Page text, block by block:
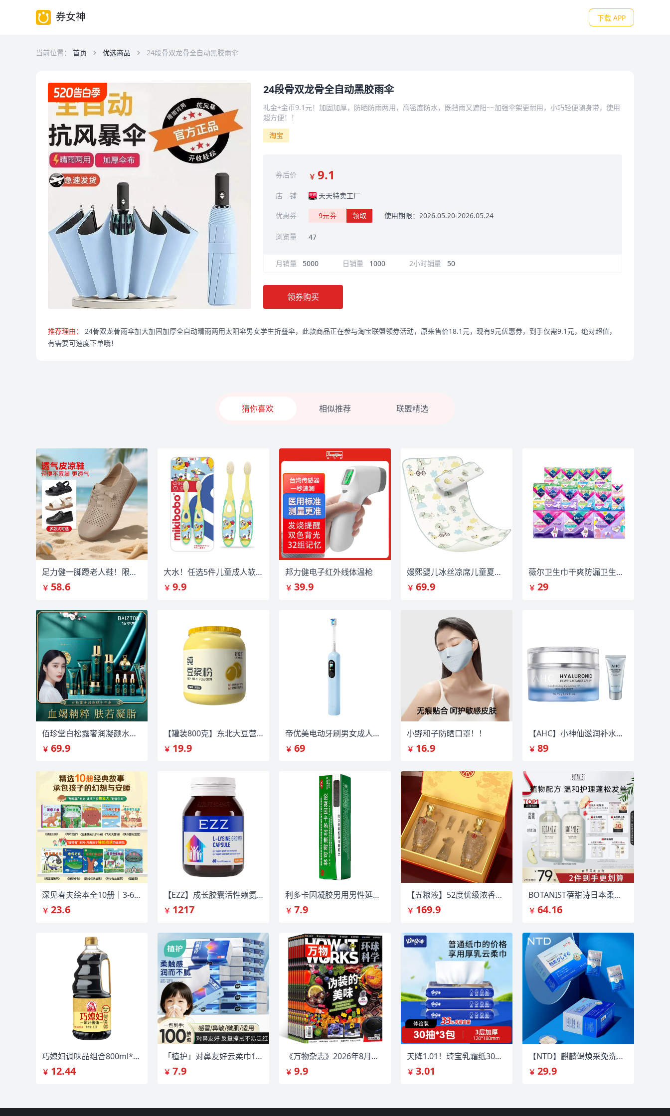
券女神 下载 APP
当前位置： 首页 优选商品 24段骨双龙骨全自动黑胶雨伞
24段骨双龙骨全自动黑胶雨伞
礼金+金币9.1元！加固加厚，防晒防雨两用，高密度防水，既挡雨又遮阳~~加强伞架更耐用，小巧轻便随身带，使用
超方便！！
淘宝
券后价 ￥ 9.1
店 铺 天天特卖工厂
优惠券 9元券 领取 使用期限：2026.05.20-2026.05.24
浏览量 47
月销量 5000 日销量 1000 2小时销量 50
领券购买
推荐理由：
24骨双龙骨雨伞加大加固加厚全自动晴雨两用太阳伞男女学生折叠伞，此款商品正在参与淘宝联盟领券活动，原来售价18.1元，现有9元优惠券，到手仅需9.1元，绝对超值，
有需要可速度下单哦！
猜你喜欢 相似推荐 联盟精选
足力健一脚蹬老人鞋！限时补贴
￥ 58.6
大水！任选5件儿童成人软毛牙刷10支
￥ 9.9
邦力健电子红外线体温枪
￥ 39.9
嫚熙婴儿冰丝凉席儿童夏季午睡凉垫
￥ 69.9
薇尔卫生巾干爽防漏卫生巾5件
￥ 29
佰珍堂白松露奢润凝颜水乳大套盒十件套
￥ 69.9
【罐装800克】东北大豆营养早餐纯豆浆粉
￥ 19.9
帝优美电动牙刷男女成人学生扫振
￥ 69
小野和子防晒口罩！！
￥ 16.9
【AHC】小神仙滋润补水面霜50ml
￥ 89
深见春夫绘本全10册｜3-6岁睡前桥梁书
￥ 23.6
【EZZ】成长胶囊活性赖氨酸60粒*3盒
￥ 1217
利多卡因凝胶男用男性延时外用乳膏
￥ 7.9
【五粮液】52度优级浓香型龙身礼盒2瓶装
￥ 169.9
BOTANIST蓓甜诗日本柔顺洗发水护发素
￥ 64.16
巧媳妇调味品组合800ml*3瓶
￥ 12.44
「植护」对鼻友好云柔巾100抽*4包
￥ 7.9
《万物杂志》2026年8月儿童绘本书首单签到
￥ 9.9
天降1.01！琦宝乳霜纸30抽*3包
￥ 3.01
【NTD】麒麟竭焕采免洗熬夜面膜*2盒
￥ 29.9